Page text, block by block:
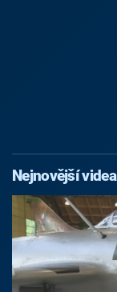
Nejnovější videa